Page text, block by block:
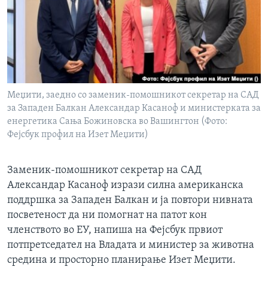
ИНТЕРВЈУА
Јазици
Меџити, заедно со заменик-помошникот секретар на САД
за Западен Балкан Александар Касаноф и министерката за
енергетика Сања Божиновска во Вашингтон (Фото:
Фејсбук профил на Изет Меџити)
Заменик-помошникот секретар на САД
Александар Касаноф изрази силна американска
поддршка за Западен Балкан и ја повтори нивната
посветеност да ни помогнат на патот кон
членството во ЕУ, напиша на Фејсбук првиот
потпретседател на Владата и министер за животна
средина и просторно планирање Изет Меџити.